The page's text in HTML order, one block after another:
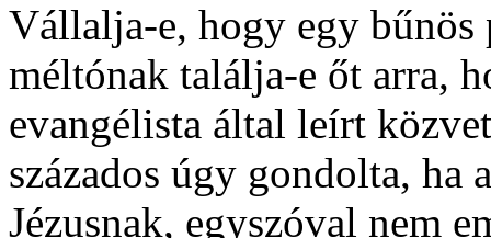
Vállalja-e, hogy egy bűnös
méltónak találja-e őt arra,
evangélista által leírt
százados úgy gondolta, ha
Jézusnak, egyszóval nem